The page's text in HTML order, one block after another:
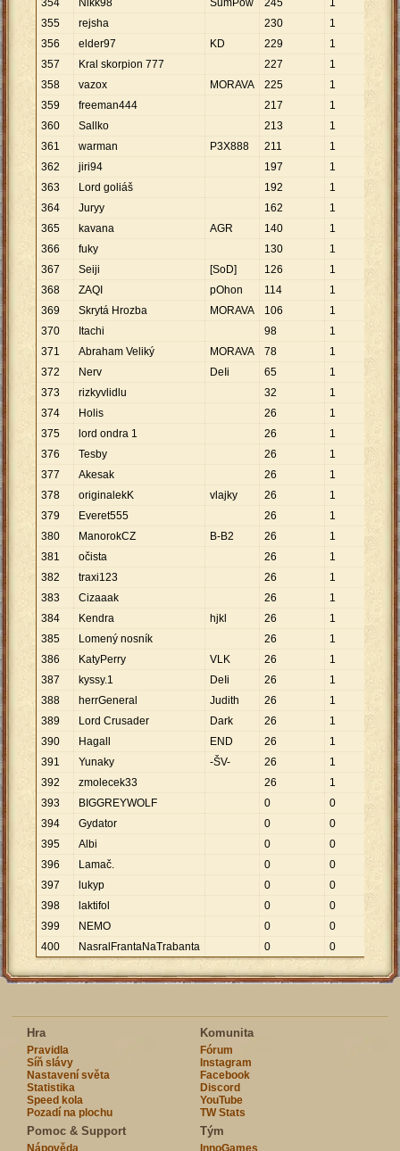
354
Nikk98 ŠumPow 245 1
355
rejsha 230 1
230
356
elder97 KD 229 1
229
357
Kral skorpion 777 227 1
227
358
vazox MORAVA 225 1
225
359
freeman444 217 1
360
Sallko 213 1
213
361
warman P3X888 211 1
211
362
jiri94 197 1
363
Lord goliáš 192 1
192
364
Juryy 162 1
162
365
kavana AGR 140 1
366
fuky 130 1
130
367
Seiji [SoD] 126 1
126
368
ZAQI pOhon 114 1
369
Skrytá Hrozba MORAVA 106 1
106
370
Itachi 98 1
98
371
Abraham Veliký MORAVA 78 1
372
Nerv DeIi 65 1
373
rizkyvlidlu 32 1
374
Holis 26 1
375
lord ondra 1 26 1
376
Tesby 26 1
377
Akesak 26 1
26
378
originalekK vlajky 26 1
379
Everet555 26 1
26
380
ManorokCZ B-B2 26 1
381
očista 26 1
382
traxi123 26 1
383
Cizaaak 26 1
26
384
Kendra hjkl 26 1
385
Lomený nosník 26 1
386
KatyPerry VLK 26 1
26
387
kyssy.1 DeIi 26 1
388
herrGeneral Judith 26 1
389
Lord Crusader Dark 26 1
390
Hagall END 26 1
26
391
Yunaky -ŠV- 26 1
392
zmolecek33 26 1
26
393
BIGGREYWOLF 0
0
394
Gydator 0
0
395
Albi 0
0
396
Lamač. 0
0
397
lukyp 0
0
398
laktifol 0
0
399
NEMO 0
0
400
NasralFrantaNaTrabanta 0 0
Hra
Pravidla
Síň slávy
Nastavení světa
Statistika
Speed kola
Pozadí na plochu
Komunita
Fórum
Instagram
Facebook
Discord
YouTube
TW Stats
Pomoc & Support Tým